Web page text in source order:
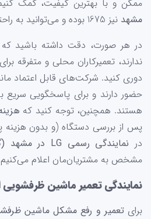
ممکن و با بهترین کیفیت، کمک
مشهد نیز 1675 بوده و می‌توانید به راحتی با ما در تماس باشید.
در هر صورت، دقت داشته‌ باشید که
ندارند، تعمیرکاران محلی و متفرقه برای
دوری کنید. شرکت‌های قابل اعتماد
حضور دارند و برای پاسخگویی سریع
هستند. همچنین، توجه کنید که
پس از بررسی دستگاه (و بدون هزینه
در نمایندگی رسمی LG در مشهد (گلدیران)
مشخص به مشتریان‌مان اعلام
نمایندگی تعمیر ماشین
برایتعمیر و رفع مشکل ماشین